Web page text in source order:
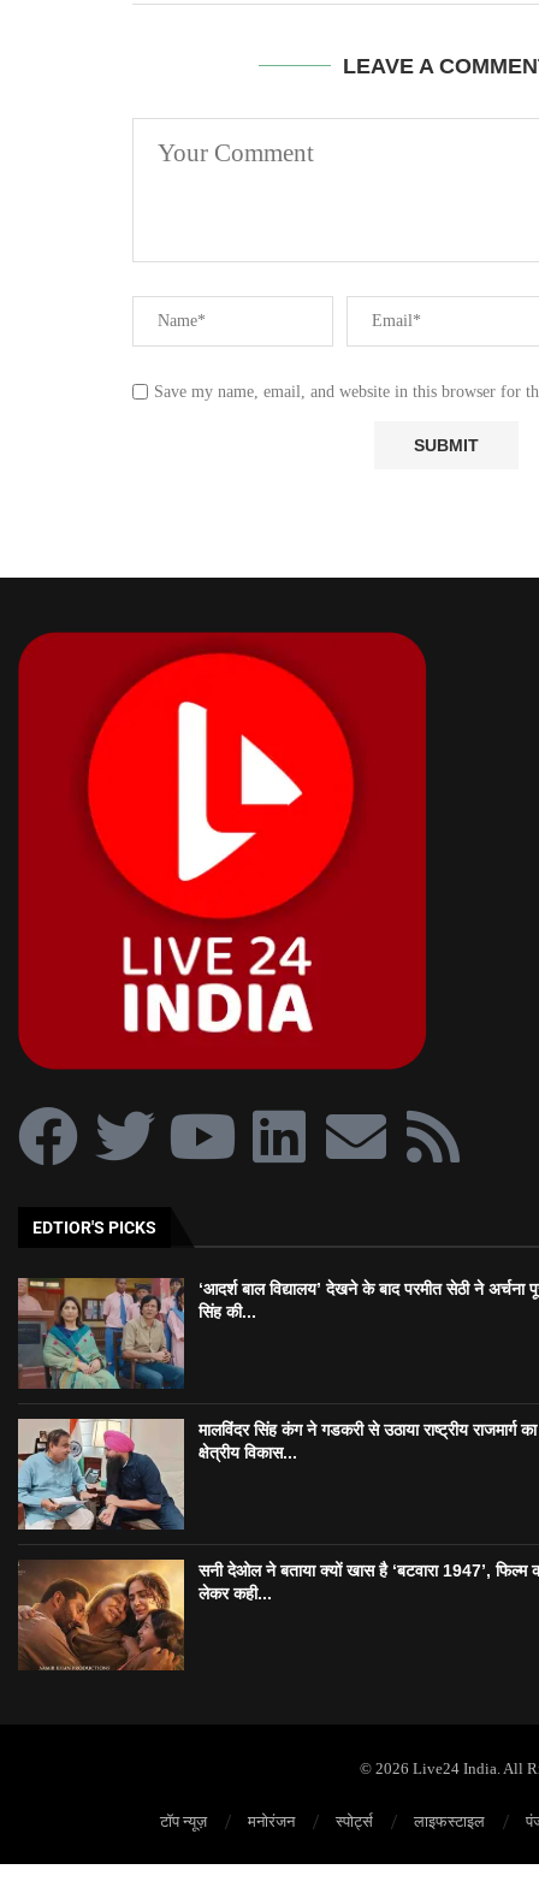
LEAVE A
Save my name, email, and website in this browser for
EDTIOR'S PICKS
‘आदर्श बाल विद्यालय’ देखने के बाद परमीत सेठी ने अर्चना
सिंह की...
मालविंदर सिंह कंग ने गडकरी से उठाया राष्ट्रीय राजमार्ग का
क्षेत्रीय विकास...
सनी देओल ने बताया क्यों खास है ‘बटवारा 1947’, फिल्म
लेकर कही...
© 2026 Live24 India. All
टॉप न्यूज़ मनोरंजन स्पोर्ट्स लाइफस्टाइल